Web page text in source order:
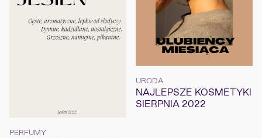
PERFUMY
URODA
NAJLEPSZE KOSMETYKI
SIERPNIA 2022